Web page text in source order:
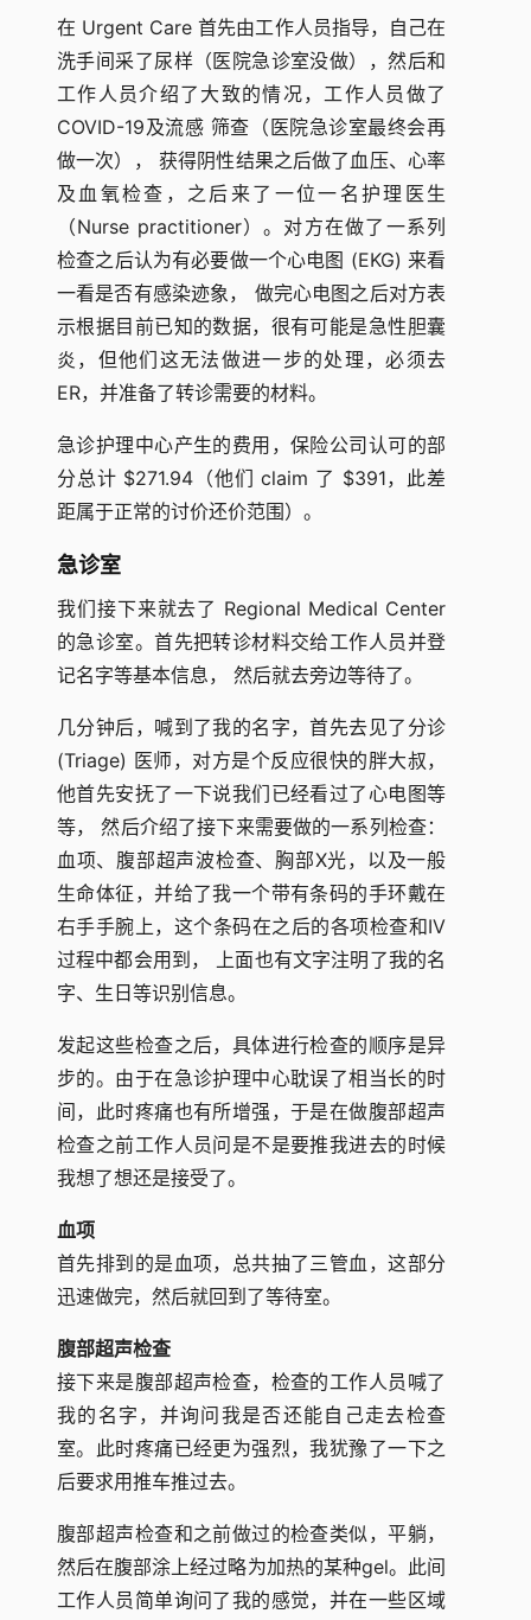
在 Urgent Care 首先由工作人员指导，自己在
洗手间采了尿样（医院急诊室没做），然后和
工作人员介绍了大致的情况，工作人员做了
COVID-19及流感 筛查（医院急诊室最终会再
做一次）， 获得阴性结果之后做了血压、心率
及血氧检查，之后来了一位一名护理医生
（Nurse practitioner）。对方在做了一系列
检查之后认为有必要做一个心电图 (EKG) 来看
一看是否有感染迹象， 做完心电图之后对方表
示根据目前已知的数据，很有可能是急性胆囊
炎，但他们这无法做进一步的处理，必须去
ER，并准备了转诊需要的材料。
急诊护理中心产生的费用，保险公司认可的部
分总计 $271.94（他们 claim 了 $391，此差
距属于正常的讨价还价范围）。
急诊室
我们接下来就去了 Regional Medical Center
的急诊室。首先把转诊材料交给工作人员并登
记名字等基本信息， 然后就去旁边等待了。
几分钟后，喊到了我的名字，首先去见了分诊
(Triage) 医师，对方是个反应很快的胖大叔，
他首先安抚了一下说我们已经看过了心电图等
等， 然后介绍了接下来需要做的一系列检查：
血项、腹部超声波检查、胸部X光，以及一般
生命体征，并给了我一个带有条码的手环戴在
右手手腕上，这个条码在之后的各项检查和IV
过程中都会用到， 上面也有文字注明了我的名
字、生日等识别信息。
发起这些检查之后，具体进行检查的顺序是异
步的。由于在急诊护理中心耽误了相当长的时
间，此时疼痛也有所增强，于是在做腹部超声
检查之前工作人员问是不是要推我进去的时候
我想了想还是接受了。
血项
首先排到的是血项，总共抽了三管血，这部分
迅速做完，然后就回到了等待室。
腹部超声检查
接下来是腹部超声检查，检查的工作人员喊了
我的名字，并询问我是否还能自己走去检查
室。此时疼痛已经更为强烈，我犹豫了一下之
后要求用推车推过去。
腹部超声检查和之前做过的检查类似，平躺，
然后在腹部涂上经过略为加热的某种gel。此间
工作人员简单询问了我的感觉，并在一些区域